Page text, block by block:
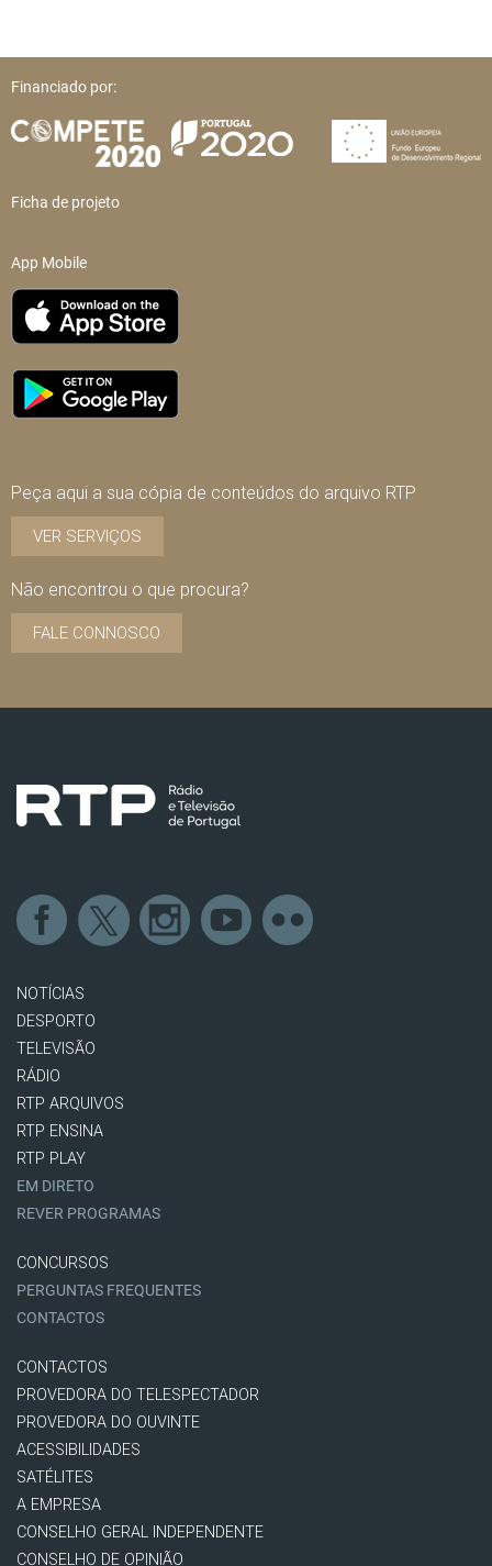
Financiado por:
Ficha de projeto
App Mobile
Peça aqui a sua cópia de conteúdos do arquivo RTP
VER SERVIÇOS
Não encontrou o que procura?
FALE CONNOSCO
NOTÍCIAS
DESPORTO
TELEVISÃO
RÁDIO
RTP ARQUIVOS
RTP ENSINA
RTP PLAY
EM DIRETO
REVER PROGRAMAS
CONCURSOS
PERGUNTAS FREQUENTES
CONTACTOS
CONTACTOS
PROVEDORA DO TELESPECTADOR
PROVEDORA DO OUVINTE
ACESSIBILIDADES
SATÉLITES
A EMPRESA
CONSELHO GERAL INDEPENDENTE
CONSELHO DE OPINIÃO